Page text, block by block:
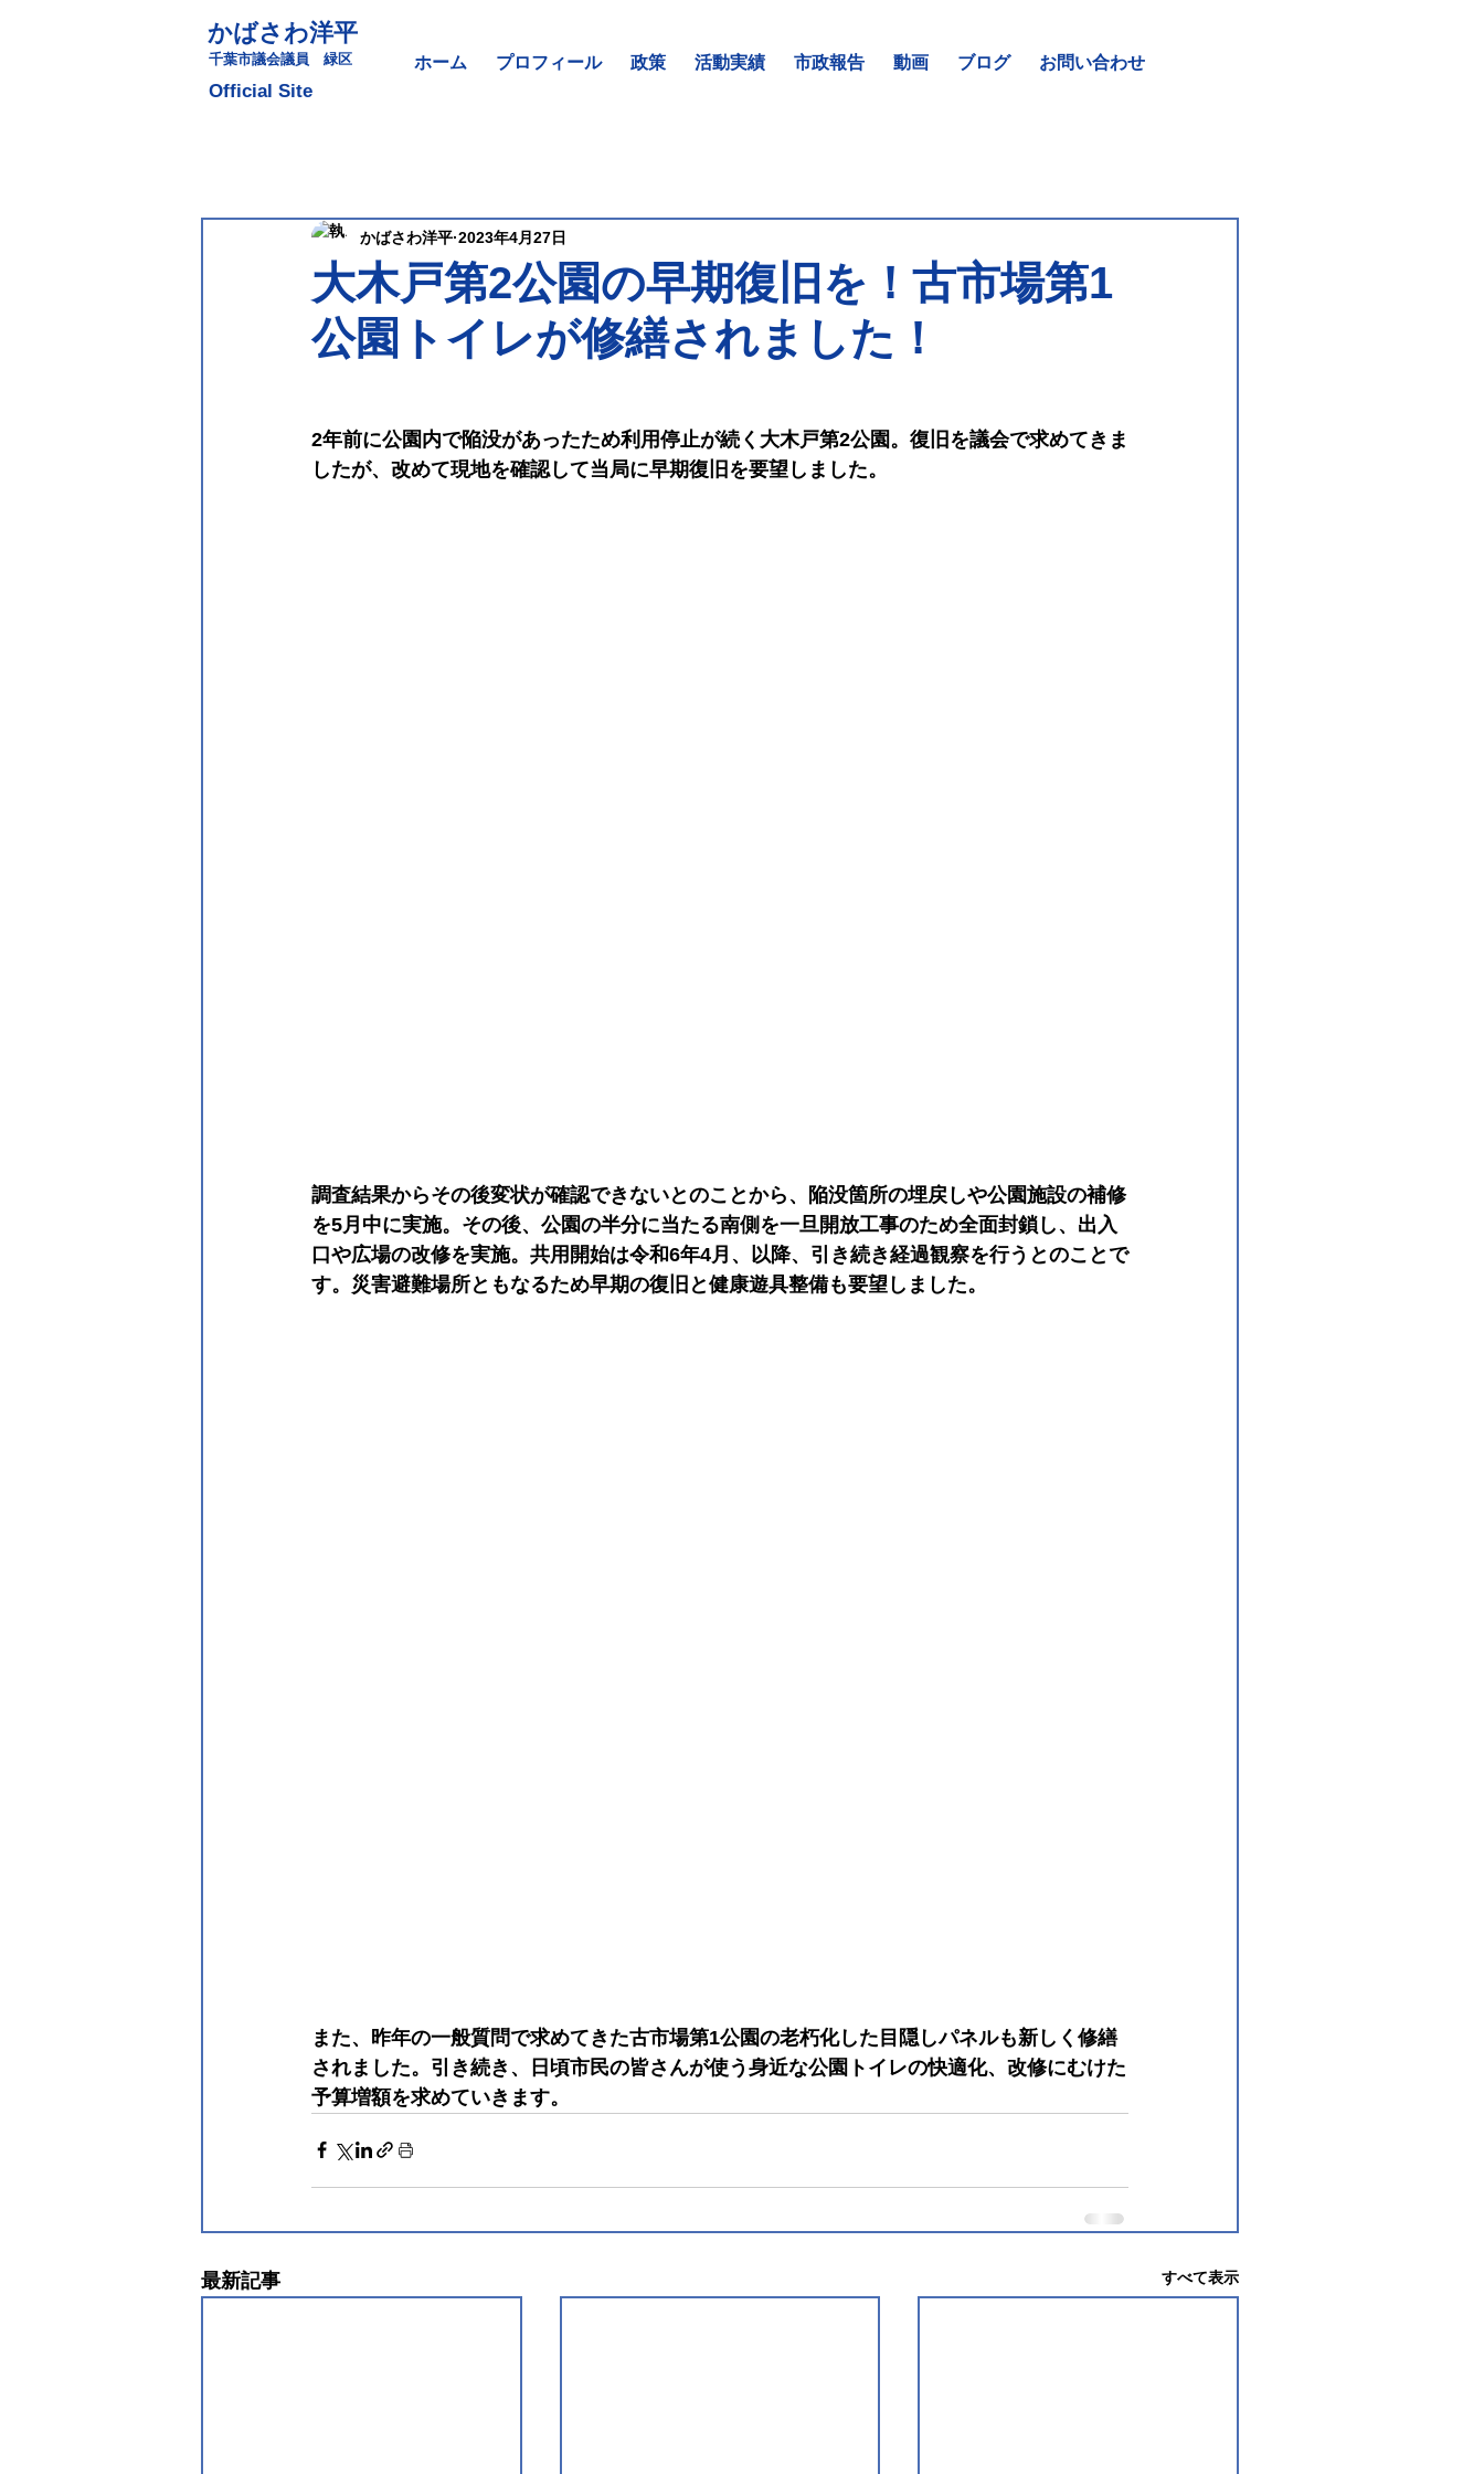
かばさわ洋平
​千葉市議会議員 緑区
​Official Site
ホーム プロフィール 政策 活動実績 市政報告 動画 ブログ お問い合わせ
大木戸第2公園の早期復旧を！古市場第1
公園トイレが修繕されました！
かばさわ洋平 2023年4月27日
2年前に公園内で陥没があったため利用停止が続く大木戸第2公園。復旧を議会で求めてきま
したが、改めて現地を確認して当局に早期復旧を要望しました。
調査結果からその後変状が確認できないとのことから、陥没箇所の埋戻しや公園施設の補修
を5月中に実施。その後、公園の半分に当たる南側を一旦開放工事のため全面封鎖し、出入
口や広場の改修を実施。共用開始は令和6年4月、以降、引き続き経過観察を行うとのことで
す。災害避難場所ともなるため早期の復旧と健康遊具整備も要望しました。
また、昨年の一般質問で求めてきた古市場第1公園の老朽化した目隠しパネルも新しく修繕
されました。引き続き、日頃市民の皆さんが使う身近な公園トイレの快適化、改修にむけた
予算増額を求めていきます。
最新記事 すべて表示